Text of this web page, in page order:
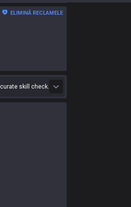
ELIMINĂ RECLAMELE
skill check.